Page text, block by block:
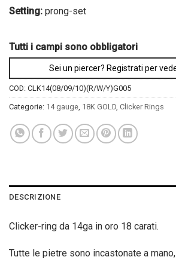
Setting: prong-set
Tutti i campi sono obbligatori
Sei un piercer? Registrati per
COD: CLK14(08/09/10)(R/W/Y)G005
Categorie: 14 gauge 18K GOLD Clicker Rings
DESCRIZIONE
Clicker-ring da 14ga in oro 18 carati.
Tutte le pietre sono incastonate a